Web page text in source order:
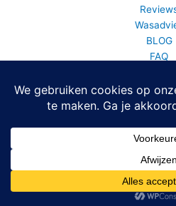
BLOG
FAQ
Fancy Sew info
Mijn
0
De waardering van fancysew.nl/
9.7/10 gebaseerd